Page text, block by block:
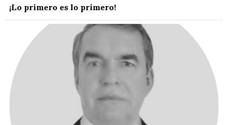
¡Lo primero es lo primero!